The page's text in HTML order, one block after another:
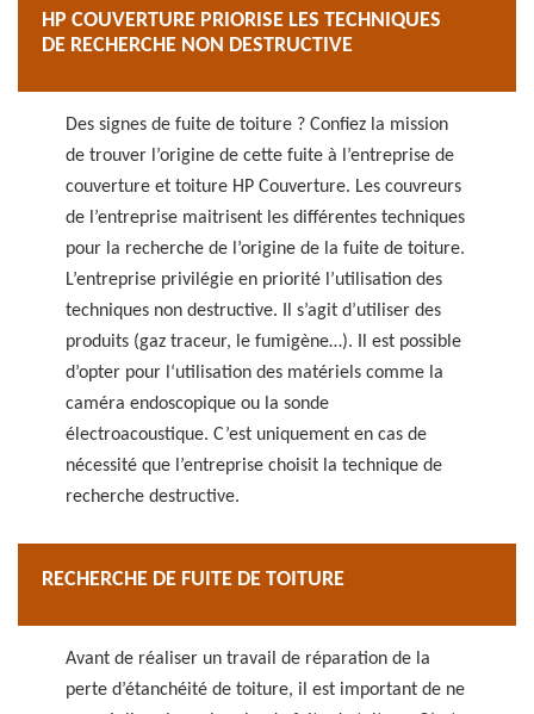
HP COUVERTURE PRIORISE LES TECHNIQUES
DE RECHERCHE NON DESTRUCTIVE
Des signes de fuite de toiture ? Confiez la mission
de trouver l’origine de cette fuite à l’entreprise de
couverture et toiture HP Couverture. Les couvreurs
de l’entreprise maitrisent les différentes techniques
pour la recherche de l’origine de la fuite de toiture.
L’entreprise privilégie en priorité l’utilisation des
techniques non destructive. Il s’agit d’utiliser des
produits (gaz traceur, le fumigène…). Il est possible
d’opter pour l‘utilisation des matériels comme la
caméra endoscopique ou la sonde
électroacoustique. C’est uniquement en cas de
nécessité que l’entreprise choisit la technique de
recherche destructive.
RECHERCHE DE FUITE DE TOITURE
Avant de réaliser un travail de réparation de la
perte d’étanchéité de toiture, il est important de ne